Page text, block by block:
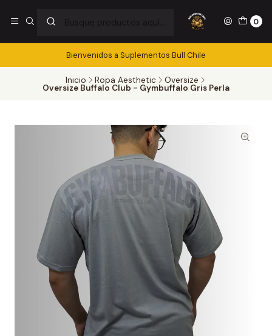
0
Bienvenidos a Suplementos Bull Chile
Inicio Ropa Aesthetic Oversize
Oversize Buffalo Club - Gymbuffalo Gris Perla